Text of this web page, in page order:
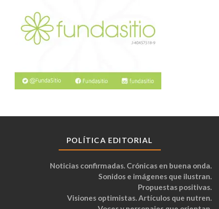
POLÍTICA EDITORIAL
Noticias confirmadas. Crónicas en buena onda.
Sonidos e imágenes que ilustran.
Propuestas positivas.
Visiones optimistas. Artículos que nutren.